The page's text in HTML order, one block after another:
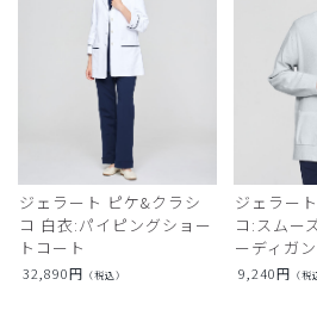
ジェラート ピケ&クラシ
コ 白衣:パイピングショー
トコート
32,890円 （税込）
ジェラー
コ:スムー
ーディガン
9,240円 （税